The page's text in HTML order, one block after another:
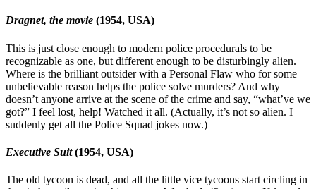
Dragnet, the movie (1954, USA)
This is just close enough to modern police procedurals to be
recognizable as one, but different enough to be disturbingly alien.
Where is the brilliant outsider with a Personal Flaw who for some
unbelievable reason helps the police solve murders? And why
doesn’t anyone arrive at the scene of the crime and say, “what’ve we
got?” I feel lost, help! Watched it all. (Actually, it’s not so alien. I
suddenly get all the Police Squad jokes now.)
Executive Suit(1954, USA)
The old tycoon is dead, and all the little vice tycoons start circling in